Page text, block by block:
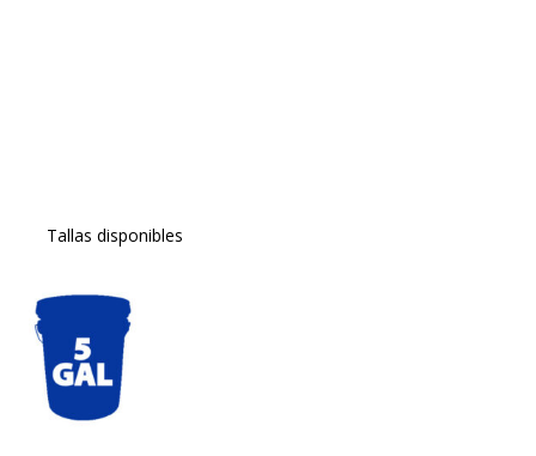
Tallas disponibles